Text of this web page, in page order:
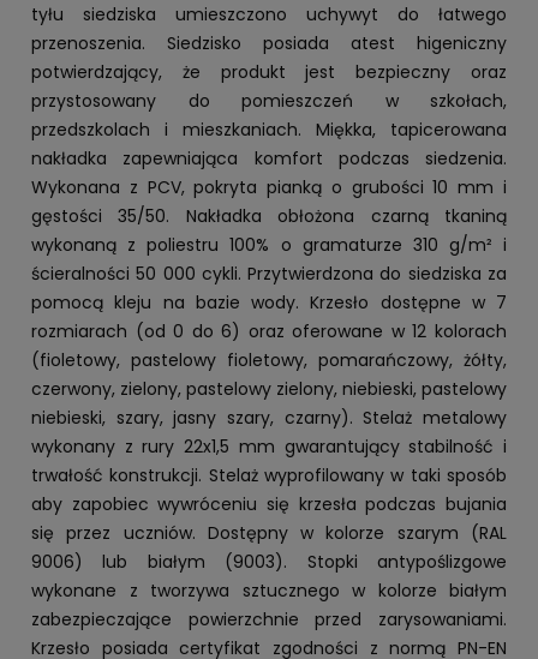
tyłu siedziska umieszczono uchywyt do łatwego
przenoszenia. Siedzisko posiada atest higeniczny
potwierdzający, że produkt jest bezpieczny oraz
przystosowany do pomieszczeń w szkołach,
przedszkolach i mieszkaniach. Miękka, tapicerowana
nakładka zapewniająca komfort podczas siedzenia.
Wykonana z PCV, pokryta pianką o grubości 10 mm i
gęstości 35/50. Nakładka obłożona czarną tkaniną
wykonaną z poliestru 100% o gramaturze 310 g/m² i
ścieralności 50 000 cykli. Przytwierdzona do siedziska za
pomocą kleju na bazie wody. Krzesło dostępne w 7
rozmiarach (od 0 do 6) oraz oferowane w 12 kolorach
(fioletowy, pastelowy fioletowy, pomarańczowy, żółty,
czerwony, zielony, pastelowy zielony, niebieski, pastelowy
niebieski, szary, jasny szary, czarny). Stelaż metalowy
wykonany z rury 22x1,5 mm gwarantujący stabilność i
trwałość konstrukcji. Stelaż wyprofilowany w taki sposób
aby zapobiec wywróceniu się krzesła podczas bujania
się przez uczniów. Dostępny w kolorze szarym (RAL
9006) lub białym (9003). Stopki antypoślizgowe
wykonane z tworzywa sztucznego w kolorze białym
zabezpieczające powierzchnie przed zarysowaniami.
Krzesło posiada certyfikat zgodności z normą PN-EN